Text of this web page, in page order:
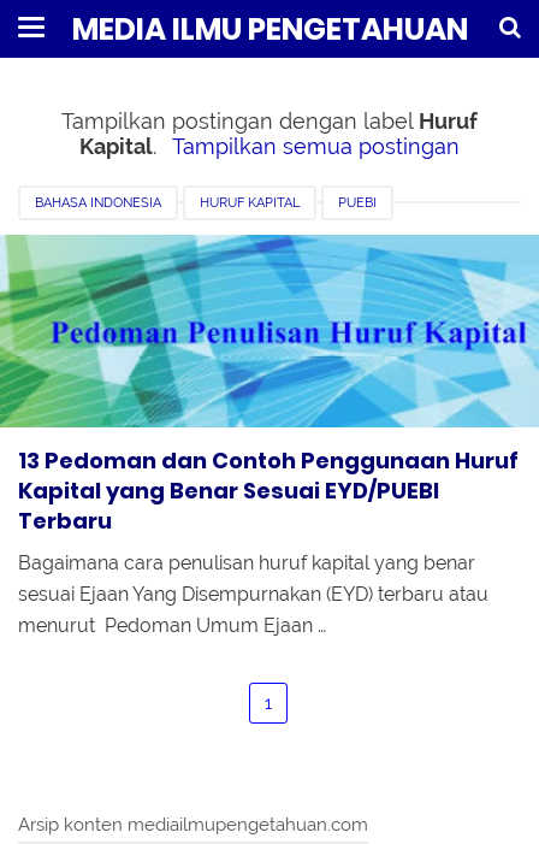
MEDIA ILMU PENGETAHUAN
Tampilkan postingan dengan label Huruf
Kapital. Tampilkan semua postingan
BAHASA INDONESIA HURUF KAPITAL PUEBI
13 Pedoman dan Contoh Penggunaan Huruf
Kapital yang Benar Sesuai EYD/PUEBI
Terbaru
Bagaimana cara penulisan huruf kapital yang benar
sesuai Ejaan Yang Disempurnakan (EYD) terbaru atau
menurut Pedoman Umum Ejaan …
1
Arsip konten mediailmupengetahuan.com